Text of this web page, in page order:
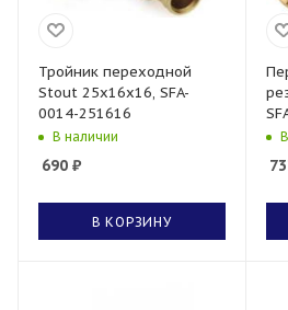
Тройник переходной
Stout 25x16x16, SFA-
0014-251616
В наличии
690 ₽
В КОРЗИНУ